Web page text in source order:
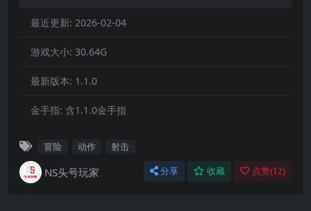
最近更新: 2026-02-04
游戏大小: 30.64G
最新版本: 1.1.0
金手指: 含1.1.0金手指
冒险 动作 射击
NS头号玩家 分享 收藏 点赞(12)